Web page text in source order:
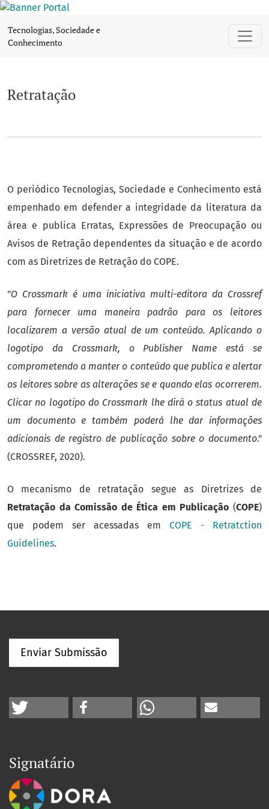
Retratação
Tecnologias, Sociedade e
Conhecimento
Retratação
O periódico Tecnologias, Sociedade e Conhecimento está
empenhado em defender a integridade da literatura da
área e publica Erratas, Expressões de Preocupação ou
Avisos de Retração dependentes da situação e de acordo
com as Diretrizes de Retração do COPE.
"O Crossmark é uma iniciativa multi-editora da Crossref
para fornecer uma maneira padrão para os leitores
localizarem a versão atual de um conteúdo. Aplicando o
logotipo da Crossmark, o Publisher Name está se
comprometendo a manter o conteúdo que publica e alertar
os leitores sobre as alterações se e quando elas ocorrerem.
Clicar no logotipo do Crossmark lhe dirá o status atual de
um documento e também poderá lhe dar informações
adicionais de registro de publicação sobre o documento."
(CROSSREF, 2020).
O mecanismo de retratação segue as Diretrizes de
Retratação da Comissão de Ética em Publicação (COPE)
que podem ser acessadas em COPE - Retratction
Guidelines.
Enviar Submissão
Signatário